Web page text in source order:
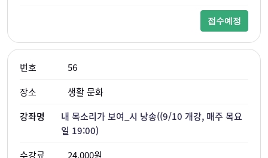
접수예정
56
생활 문화
내 목소리가 보여_시 낭송((9/10 개강, 매주 목요
일 19:00)
24,000원